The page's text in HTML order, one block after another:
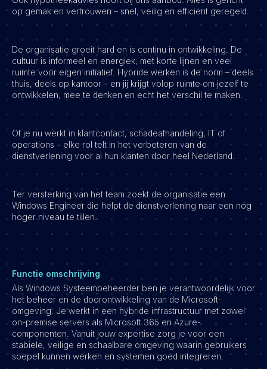
op gemak en vertrouwen – snel, veilig en efficiënt geregeld.
De organisatie groeit hard en is continu in ontwikkeling. De
cultuur is informeel en energiek, met korte lijnen en veel
ruimte voor eigen initiatief. Hybride werken is de norm – deels
thuis, deels op kantoor – en jij krijgt volop ruimte om jezelf te
ontwikkelen, mee te denken en echt het verschil te maken.
Of je nu werkt in klantcontact, schadeafhandeling, IT of
operations – elke rol telt in het verbeteren van de
dienstverlening voor al hun klanten door heel Nederland.
Ter versterking van het team zoekt de organisatie een
Windows Engineer die helpt de dienstverlening naar een nóg
hoger niveau te tillen.
Functie omschrijving
Als Windows Systeembeheerder ben je verantwoordelijk voor
het beheer en de doorontwikkeling van de Microsoft-
omgeving. Je werkt in een hybride infrastructuur met zowel
on-premise servers als Microsoft 365 en Azure-
componenten. Vanuit jouw expertise zorg je voor een
stabiele, veilige en schaalbare omgeving waarin gebruikers
soepel kunnen werken en systemen goed integreren.